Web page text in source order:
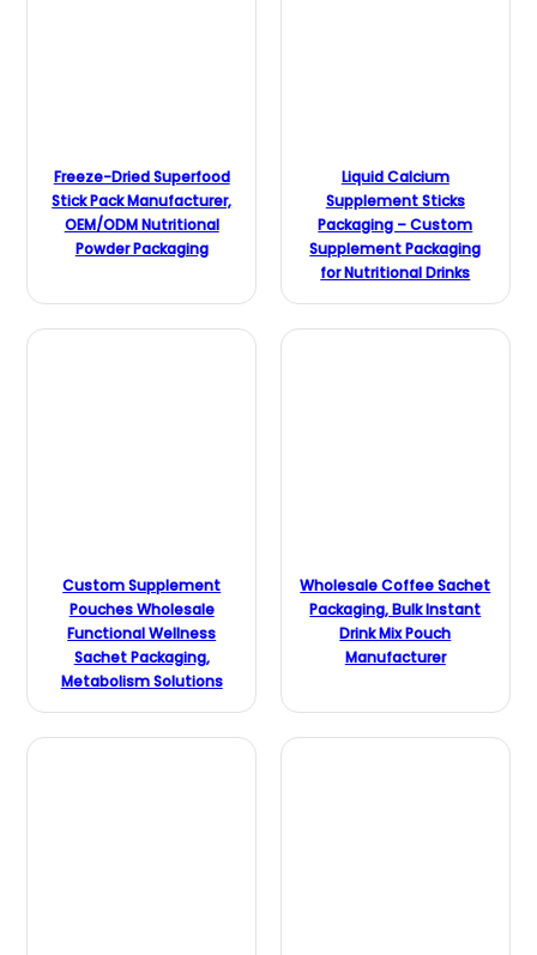
Freeze-Dried Superfood
Stick Pack Manufacturer,
OEM/ODM Nutritional
Powder Packaging
Liquid Calcium
Supplement Sticks
Packaging – Custom
Supplement Packaging
for Nutritional Drinks
Custom Supplement
Pouches Wholesale
Functional Wellness
Sachet Packaging,
Metabolism Solutions
Wholesale Coffee Sachet
Packaging, Bulk Instant
Drink Mix Pouch
Manufacturer